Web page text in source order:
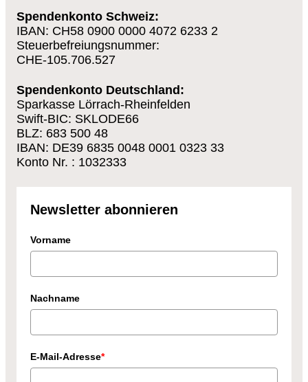
Spendenkonto Schweiz:
IBAN: CH58 0900 0000 4072 6233 2
Steuerbefreiungsnummer:
CHE-105.706.527
Spendenkonto Deutschland:
Sparkasse Lörrach-Rheinfelden
Swift-BIC: SKLODE66
BLZ: 683 500 48
IBAN: DE39 6835 0048 0001 0323 33
Konto Nr. : 1032333
Newsletter abonnieren
Vorname
Nachname
E-Mail-Adresse*